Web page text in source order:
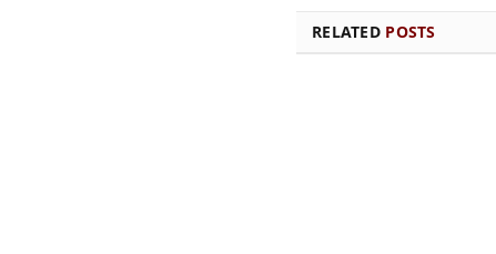
RELATED POSTS